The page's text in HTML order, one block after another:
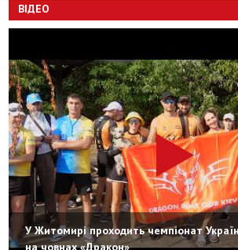
ВІДЕО
У Житомирі проходить чемпіонат